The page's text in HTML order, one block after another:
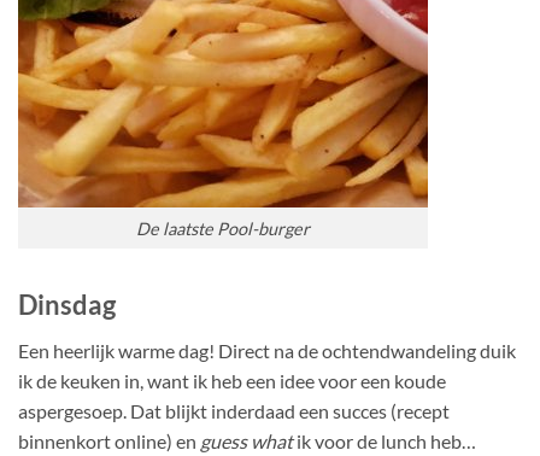
De laatste Pool-burger
Dinsdag
Een heerlijk warme dag! Direct na de ochtendwandeling duik
ik de keuken in, want ik heb een idee voor een koude
aspergesoep. Dat blijkt inderdaad een succes (recept
binnenkort online) en guess whatik voor de lunch heb…